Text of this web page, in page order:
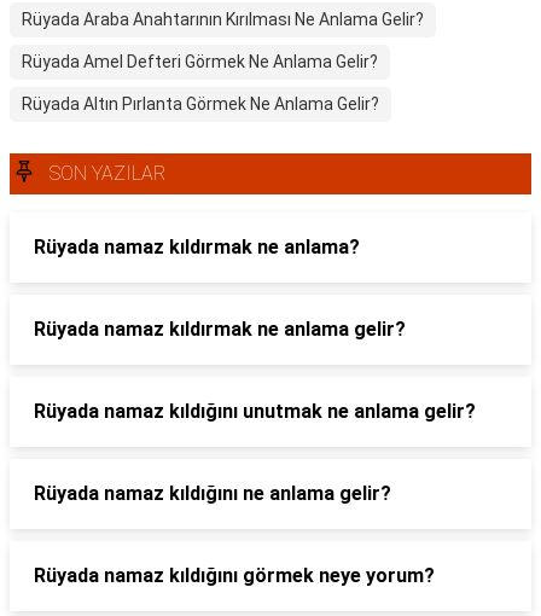
Rüyada Araba Anahtarının Kırılması Ne Anlama Gelir?
Rüyada Amel Defteri Görmek Ne Anlama Gelir?
Rüyada Altın Pırlanta Görmek Ne Anlama Gelir?
SON YAZILAR
Rüyada namaz kıldırmak ne anlama?
Rüyada namaz kıldırmak ne anlama gelir?
Rüyada namaz kıldığını unutmak ne anlama gelir?
Rüyada namaz kıldığını ne anlama gelir?
Rüyada namaz kıldığını görmek neye yorum?